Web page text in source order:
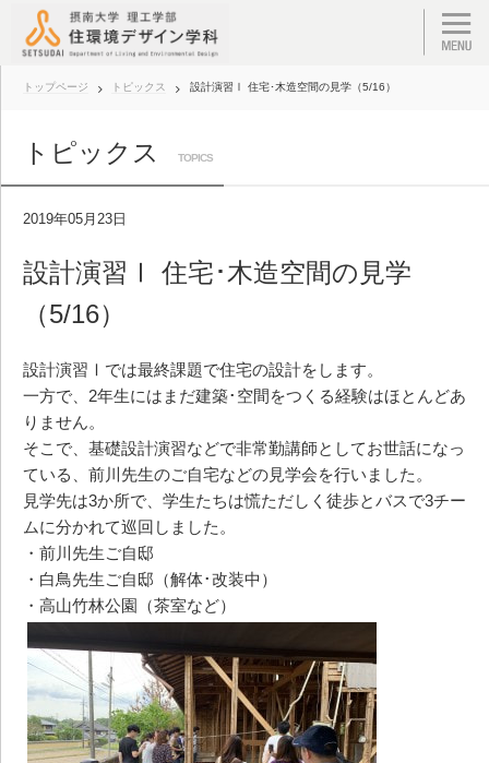
トップページ トピックス 設計演習Ⅰ 住宅･木造空間の見学（5/16）
トピックス TOPICS
2019年05月23日
設計演習Ⅰ 住宅･木造空間の見学
（5/16）
設計演習Ⅰでは最終課題で住宅の設計をします。
一方で、2年生にはまだ建築･空間をつくる経験はほとんどあ
りません。
そこで、基礎設計演習などで非常勤講師としてお世話になっ
ている、前川先生のご自宅などの見学会を行いました。
見学先は3か所で、学生たちは慌ただしく徒歩とバスで3チー
ムに分かれて巡回しました。
・前川先生ご自邸
・白鳥先生ご自邸（解体･改装中）
・高山竹林公園（茶室など）